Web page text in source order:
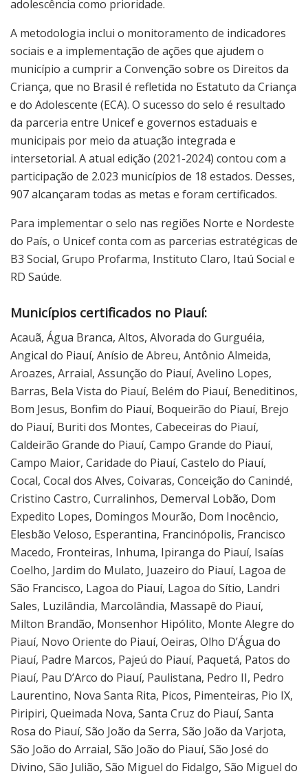
adolescência como prioridade.
A metodologia inclui o monitoramento de indicadores
sociais e a implementação de ações que ajudem o
município a cumprir a Convenção sobre os Direitos da
Criança, que no Brasil é refletida no Estatuto da Criança
e do Adolescente (ECA). O sucesso do selo é resultado
da parceria entre Unicef e governos estaduais e
municipais por meio da atuação integrada e
intersetorial. A atual edição (2021-2024) contou com a
participação de 2.023 municípios de 18 estados. Desses,
907 alcançaram todas as metas e foram certificados.
Para implementar o selo nas regiões Norte e Nordeste
do País, o Unicef conta com as parcerias estratégicas de
B3 Social, Grupo Profarma, Instituto Claro, Itaú Social e
RD Saúde.
Municípios certificados no Piauí:
Acauã, Água Branca, Altos, Alvorada do Gurguéia,
Angical do Piauí, Anísio de Abreu, Antônio Almeida,
Aroazes, Arraial, Assunção do Piauí, Avelino Lopes,
Barras, Bela Vista do Piauí, Belém do Piauí, Beneditinos,
Bom Jesus, Bonfim do Piauí, Boqueirão do Piauí, Brejo
do Piauí, Buriti dos Montes, Cabeceiras do Piauí,
Caldeirão Grande do Piauí, Campo Grande do Piauí,
Campo Maior, Caridade do Piauí, Castelo do Piauí,
Cocal, Cocal dos Alves, Coivaras, Conceição do Canindé,
Cristino Castro, Curralinhos, Demerval Lobão, Dom
Expedito Lopes, Domingos Mourão, Dom Inocêncio,
Elesbão Veloso, Esperantina, Francinópolis, Francisco
Macedo, Fronteiras, Inhuma, Ipiranga do Piauí, Isaías
Coelho, Jardim do Mulato, Juazeiro do Piauí, Lagoa de
São Francisco, Lagoa do Piauí, Lagoa do Sítio, Landri
Sales, Luzilândia, Marcolândia, Massapê do Piauí,
Milton Brandão, Monsenhor Hipólito, Monte Alegre do
Piauí, Novo Oriente do Piauí, Oeiras, Olho D’Água do
Piauí, Padre Marcos, Pajeú do Piauí, Paquetá, Patos do
Piauí, Pau D’Arco do Piauí, Paulistana, Pedro II, Pedro
Laurentino, Nova Santa Rita, Picos, Pimenteiras, Pio IX,
Piripiri, Queimada Nova, Santa Cruz do Piauí, Santa
Rosa do Piauí, São João da Serra, São João da Varjota,
São João do Arraial, São João do Piauí, São José do
Divino, São Julião, São Miguel do Fidalgo, São Miguel do